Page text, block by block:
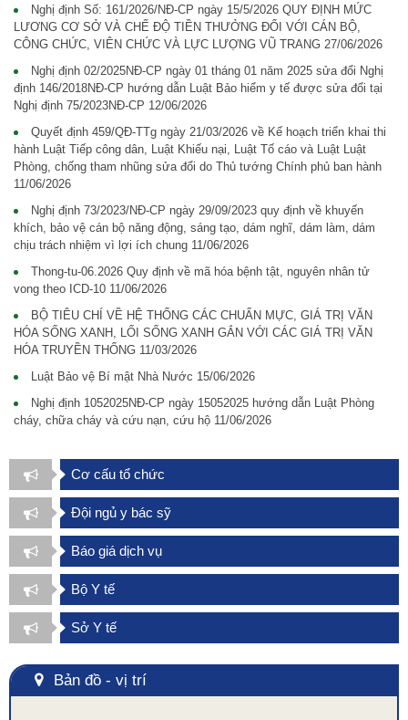
Nghị định Số: 161/2026/NĐ-CP ngày 15/5/2026 QUY ĐỊNH MỨC
LƯƠNG CƠ SỞ VÀ CHẾ ĐỘ TIỀN THƯỞNG ĐỐI VỚI CÁN BỘ,
CÔNG CHỨC, VIÊN CHỨC VÀ LỰC LƯỢNG VŨ TRANG 27/06/2026
Nghị định 02/2025NĐ-CP ngày 01 tháng 01 năm 2025 sửa đổi Nghị
định 146/2018NĐ-CP hướng dẫn Luật Bảo hiểm y tế được sửa đổi tại
Nghị định 75/2023NĐ-CP 12/06/2026
Quyết định 459/QĐ-TTg ngày 21/03/2026 về Kế hoạch triển khai thi
hành Luật Tiếp công dân, Luật Khiếu nại, Luật Tố cáo và Luật Luật
Phòng, chống tham nhũng sửa đổi do Thủ tướng Chính phủ ban hành
11/06/2026
Nghị định 73/2023/NĐ-CP ngày 29/09/2023 quy định về khuyến
khích, bảo vệ cán bộ năng động, sáng tạo, dám nghĩ, dám làm, dám
chịu trách nhiệm vì lợi ích chung 11/06/2026
Thong-tu-06.2026 Quy định về mã hóa bệnh tật, nguyên nhân tử
vong theo ICD-10 11/06/2026
BỘ TIÊU CHÍ VỀ HỆ THỐNG CÁC CHUẨN MỰC, GIÁ TRỊ VĂN
HÓA SỐNG XANH, LỐI SỐNG XANH GẮN VỚI CÁC GIÁ TRỊ VĂN
HÓA TRUYỀN THỐNG 11/03/2026
Luật Bảo vệ Bí mật Nhà Nước 15/06/2026
Nghị định 1052025NĐ-CP ngày 15052025 hướng dẫn Luật Phòng
cháy, chữa cháy và cứu nạn, cứu hộ 11/06/2026
Cơ cấu tổ chức
Đội ngủ y bác sỹ
Báo giá dịch vụ
Bộ Y tế
Sở Y tế
Bản đồ - vị trí